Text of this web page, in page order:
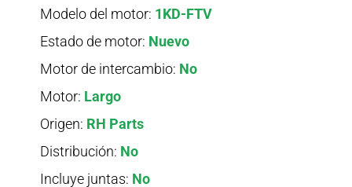
Modelo del motor: 1KD-FTV
Estado de motor: Nuevo
Motor de intercambio: No
Motor: Largo
Origen: RH Parts
Distribución: No
Incluye juntas: No